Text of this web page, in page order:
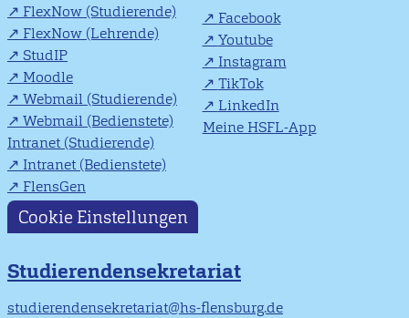
FlexNow (Studierende)
FlexNow (Lehrende)
StudIP
Moodle
Webmail (Studierende)
Webmail (Bedienstete)
Intranet (Studierende)
Intranet (Bedienstete)
FlensGen
Facebook
Youtube
Instagram
TikTok
LinkedIn
Meine HSFL-App
Cookie Einstellungen
Studierendensekretariat
studierendensekretariat@hs-flensburg.de